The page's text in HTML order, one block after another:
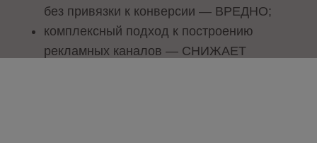
без привязки к конверсии — ВРЕДНО;
комплексный подход к построению
рекламных каналов — СНИЖАЕТ